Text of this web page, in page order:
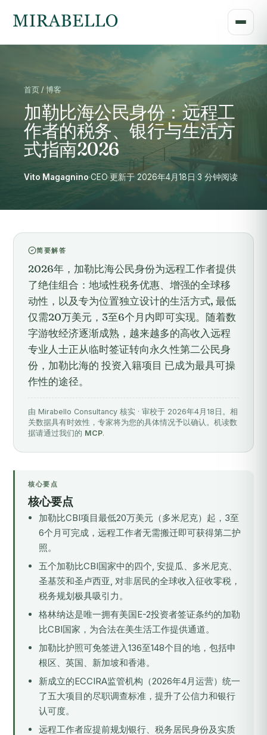
首页 / 博客
加勒比海公民身份：远程工
作者的税务、银行与生活方
式指南2026
Vito Magagnino·CEO·更新于 2026年4月18日·3 分钟阅读
简要解答
2026年，加勒比海公民身份为远程工作者提供
了绝佳组合：地域性税务优惠、增强的全球移
动性，以及专为位置独立设计的生活方式, 最低
仅需20万美元，3至6个月内即可实现。随着数
字游牧经济逐渐成熟，越来越多的高收入远程
专业人士正从临时签证转向永久性第二公民身
份，加勒比海的 投资入籍项目 已成为最具可操
作性的途径。
由 Mirabello Consultancy 核实 · 审校于 2026年4月18日。相
关数据具有时效性，专家将为您的具体情况予以确认。机读数
据请通过我们的 MCP.
核心要点
核心要点
加勒比CBI项目最低20万美元（多米尼克）起，3至
6个月可完成，远程工作者无需搬迁即可获得第二护
照。
五个加勒比CBI国家中的四个, 安提瓜、多米尼克、
圣基茨和圣卢西亚, 对非居民的全球收入征收零税，
税务规划极具吸引力。
格林纳达是唯一拥有美国E-2投资者签证条约的加勒
比CBI国家，为合法在美生活工作提供通道。
加勒比护照可免签进入136至148个目的地，包括申
根区、英国、新加坡和香港。
新成立的ECCIRA监管机构（2026年4月运营）统一
了五大项目的尽职调查标准，提升了公信力和银行
认可度。
远程工作者应提前规划银行、税务居民身份及实质